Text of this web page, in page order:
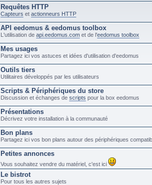
Requêtes HTTP
Capteurs et actionneurs HTTP
API eedomus & eedomus toolbox
L'utilisation de api.eedomus.com et de l'eedomus toolbox
Mes usages
Partagez ici vos astuces et idées d'utilisation d'eedomus
Outils tiers
Utilitaires développés par les utilisateurs
Scripts & Périphériques du store
Discussion et échanges de scripts pour la box eedomus
Présentations
Décrivez votre installation à la communauté
Bon plans
Partagez ici vos bon plans autour des périphériques
Petites annonces
Vous souhaitez vendre du matériel, c'est ici
Le bistrot
Pour tous les autres sujets